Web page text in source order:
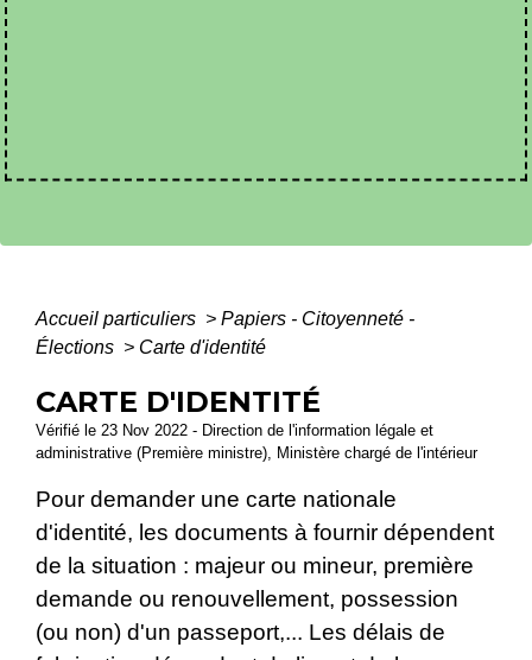
Accueil particuliers > Papiers - Citoyenneté -
Élections > Carte d'identité
CARTE D'IDENTITÉ
Vérifié le 23 Nov 2022 - Direction de l'information légale et
administrative (Première ministre), Ministère chargé de l'intérieur
Pour demander une carte nationale
d'identité, les documents à fournir dépendent
de la situation : majeur ou mineur, première
demande ou renouvellement, possession
(ou non) d'un passeport,... Les délais de